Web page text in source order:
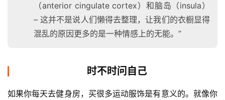
（anterior cingulate cortex）和脑岛（insula）
– 这并不是说人们懒得去整理，让我们的衣橱显得
混乱的原因更多的是一种情感上的无能。”
时不时问自己
如果你每天去健身房，买很多运动服饰是有意义的。就像你